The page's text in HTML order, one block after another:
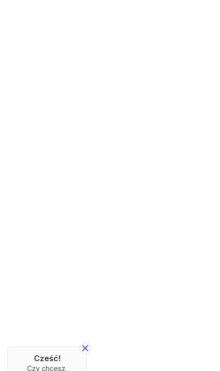
Cześć!
Czy chcesz,